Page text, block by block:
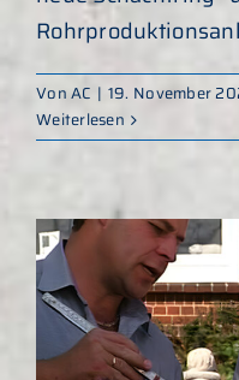
VonAC | 19. November
Weiterlesen